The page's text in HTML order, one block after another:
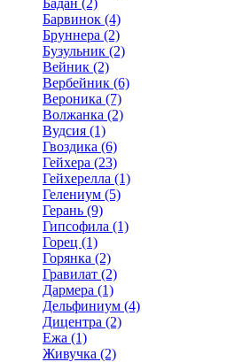
Бадан (2)
Барвинок (4)
Бруннера (2)
Бузульник (2)
Вейник (2)
Вербейник (6)
Вероника (7)
Волжанка (2)
Вудсия (1)
Гвоздика (6)
Гейхера (23)
Гейхерелла (1)
Гелениум (5)
Герань (9)
Гипсофила (1)
Горец (1)
Горянка (2)
Гравилат (2)
Дармера (1)
Дельфиниум (4)
Дицентра (2)
Ежа (1)
Живучка (2)